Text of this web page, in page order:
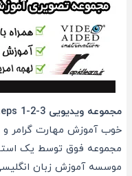
مجموعه ویدیویی Learning English Steps 1-2-3
خوب آموزش مهارت گرامر و
مجموعه فوق توسط یک
موسسه آموزش زبان